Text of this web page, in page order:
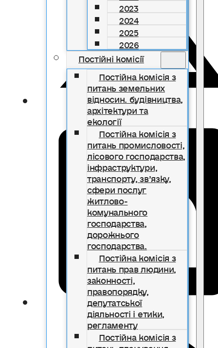
2023
2024
2025
2026
Постійні комісії
Постійна комісія з
питань земельних
відносин. будівництва,
архітектури та
екології
Постійна комісія з
питань промисловості,
лісового господарства,
інфраструктури,
транспорту, зв’язку,
сфери послуг
житлово-
комунального
господарства,
дорожнього
господарства.
Постійна комісія з
питань прав людини,
законності,
правопорядку,
депутатської
діяльності і етики,
регламенту
Постійна комісія з